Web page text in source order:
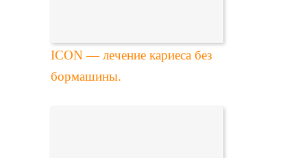
ICON — лечение кариеса без
бормашины.